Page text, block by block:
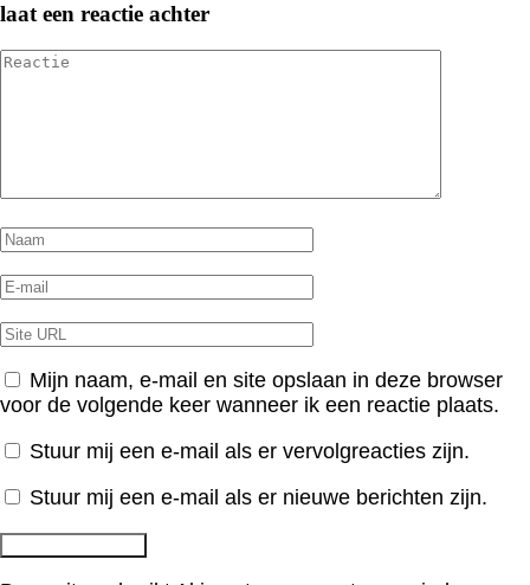
laat een reactie achter
Mijn naam, e-mail en site opslaan in deze browser
voor de volgende keer wanneer ik een reactie plaats.
Stuur mij een e-mail als er vervolgreacties zijn.
Stuur mij een e-mail als er nieuwe berichten zijn.